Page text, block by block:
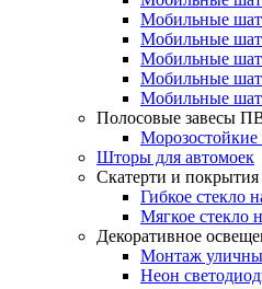
Мобильные
Мобильные
Мобильные
Мобильные
Мобильные
Полосовые завесы
Морозостойкие
Шторы для автомоек
Скатерти и
Гибкое стекло
Мягкое стекло
Декоративное
Монтаж
Неон